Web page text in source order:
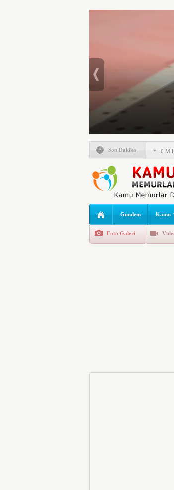
Son Dakika 6
LGS
MEB
2026
E-
Gündem Kamu
Foto Galeri